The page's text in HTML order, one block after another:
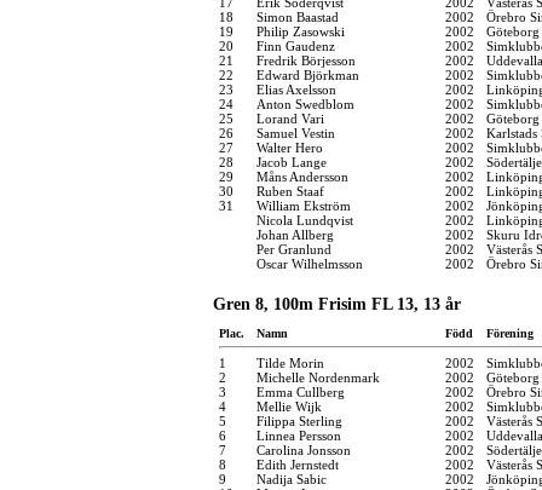
18
Simon Baastad 2002
Örebro
19
Philip Zasowski 2002
Göteborg
20
Finn Gaudenz 2002
21
Fredrik Börjesson 2002
22
Edward Björkman 2002
23
Elias Axelsson 2002
24
Anton Swedblom 2002
25
Lorand Vari 2002
Göteborg
26
Samuel Vestin 2002
Karlstads
27
Walter Hero 2002
28
Jacob Lange 2002
29
Måns Andersson 2002
30
Ruben Staaf 2002
31
William Ekström 2002
Nicola Lundqvist
2002
Johan Allberg
2002
Skuru
Per Granlund
2002
Västerås
Oscar Wilhelmsson
2002 Örebro
Gren 8, 100m Frisim FL 13, 13 år
Plac. Namn Född Förening
1 Tilde Morin 2002
2
Michelle Nordenmark 2002
Göteborg
3
Emma Cullberg 2002
Örebro
4
Mellie Wijk 2002
5
Filippa Sterling 2002
Västerås
6
Linnea Persson 2002
7
Carolina Jonsson 2002
8
Edith Jernstedt 2002
Västerås
9
Nadija Sabic 2002